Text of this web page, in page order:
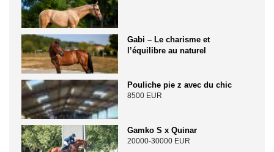
Gabi – Le charisme et
l’équilibre au naturel
Pouliche pie z avec du chic
8500 EUR
Gamko S x Quinar
20000-30000 EUR